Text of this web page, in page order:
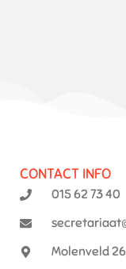
CONTACT INFO
015 62 73 40
Molenveld